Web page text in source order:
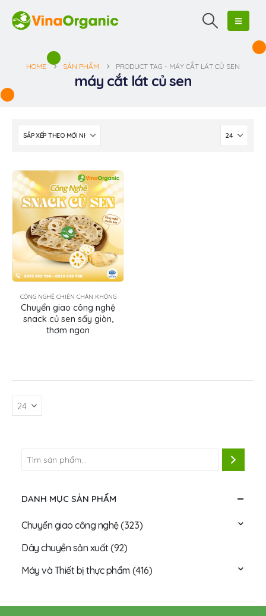
HOME SẢN PHẨM PRODUCT TAG - MÁY CẮT LÁT CỦ SEN
máy cắt lát củ sen
CÔNG NGHỆ CHIÊN CHÂN KHÔNG
Chuyển giao công nghệ
snack củ sen sấy giòn,
thơm ngon
DANH MỤC SẢN PHẨM
Chuyển giao công nghệ(323)
Dây chuyền sản xuất(92)
Máy và Thiết bị thực phẩm (416)